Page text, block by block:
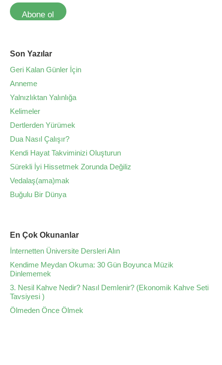
Abone ol
Son Yazılar
Geri Kalan Günler İçin
Anneme
Yalnızlıktan Yalınlığa
Kelimeler
Dertlerden Yürümek
Dua Nasıl Çalışır?
Kendi Hayat Takviminizi Oluşturun
Sürekli İyi Hissetmek Zorunda Değiliz
Vedalaş(ama)mak
Buğulu Bir Dünya
En Çok Okunanlar
İnternetten Üniversite Dersleri Alın
Kendime Meydan Okuma: 30 Gün Boyunca Müzik
Dinlememek
3. Nesil Kahve Nedir? Nasıl Demlenir? (Ekonomik Kahve Seti
Tavsiyesi )
Ölmeden Önce Ölmek